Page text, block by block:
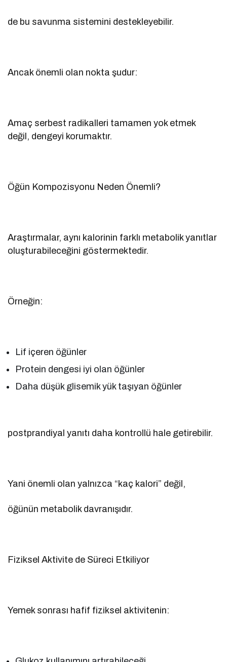
de bu savunma sistemini destekleyebilir.
Ancak önemli olan nokta şudur:
Amaç serbest radikalleri tamamen yok etmek
değil, dengeyi korumaktır.
Öğün Kompozisyonu Neden Önemli?
Araştırmalar, aynı kalorinin farklı metabolik yanıtlar
oluşturabileceğini göstermektedir.
Örneğin:
Lif içeren öğünler
Protein dengesi iyi olan öğünler
Daha düşük glisemik yük taşıyan öğünler
postprandiyal yanıtı daha kontrollü hale getirebilir.
Yani önemli olan yalnızca “kaç kalori” değil,
öğünün metabolik davranışıdır.
Fiziksel Aktivite de Süreci Etkiliyor
Yemek sonrası hafif fiziksel aktivitenin: